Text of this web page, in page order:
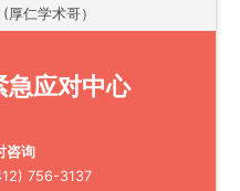
仁学术哥）
急应对中心
咨询
756-3137